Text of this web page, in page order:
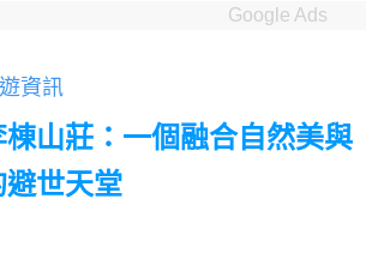
Google Ads
資訊
山莊：一個融合自然美與
世天堂